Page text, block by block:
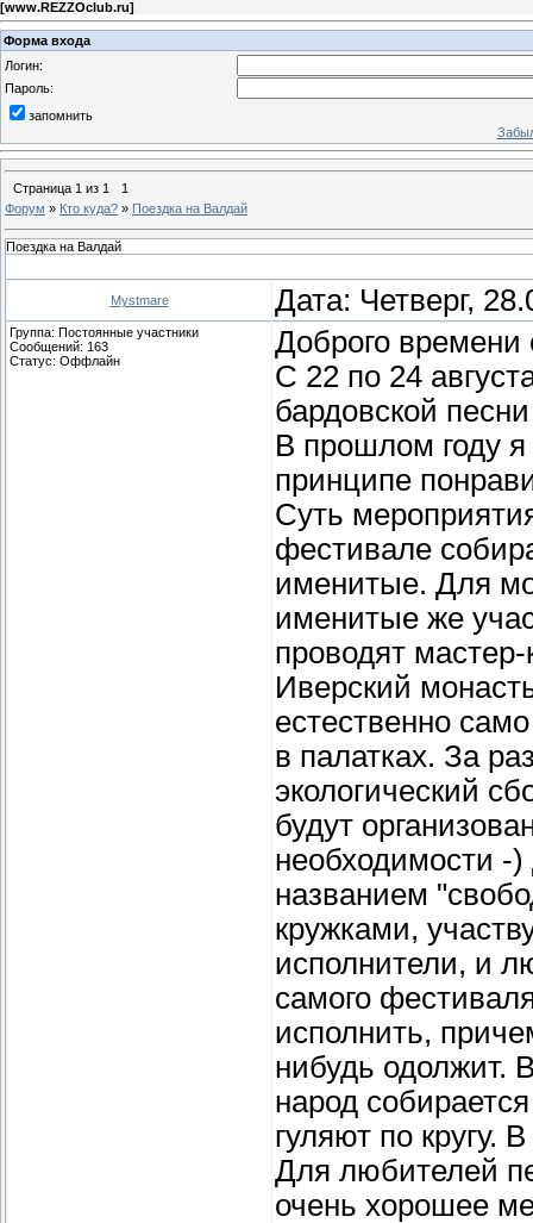
[www.REZZOclub.ru]
Форма входа
Логин:
Пароль:
запомнить
Страница 1 из 1
1
Форум » Кто куда? » Поездка на Валдай
Поездка на Валдай
Mystmare Дата: Четверг,
Группа: Постоянные участники
Сообщений: 163
Статус: Оффлайн
Доброго времени
С 22 по 24
бардовской
В прошлом году
принципе
Суть
фестивале
именитые. Для
именитые же
проводят
Иверский
естественно
в палатках. За
экологический
будут
необходимости -
названием
кружками,
исполнители, и
самого
исполнить,
нибудь одолжит.
народ
гуляют по кругу.
Для любителей
очень хорошее